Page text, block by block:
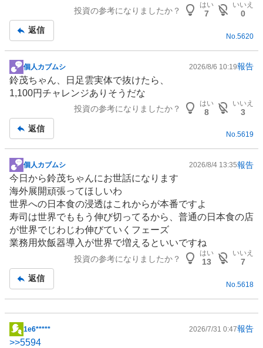
事
投資の参考になりましたか？
はい
7
いいえ
0
返信
No. 5620
掲
示
板
個人カブムシ 2026/8/6 10:19報告
鈴茂ちゃん、日足雲実体で抜けたら、
1,100円チャレンジありそうだな
投資の参考になりましたか？
はい
8
いいえ
3
返信
No.5619
掲
示
板
記
事
個人カブムシ 2026/8/4 13:35報告
今日から鈴茂ちゃんにお世話になります
海外展開頑張ってほしいわ
世界への日本食の浸透はこれからが本番ですよ
寿司は世界でももう伸び切ってるから、普通の日本食の店
が世界でじわじわ伸びていくフェーズ
業務用炊飯器導入が世界で増えるといいですね
投資の参考になりましたか？
はい
13
いいえ
7
返信
No. 5618
掲
1e6***** 2026/7/31 0:47報告
>>5594